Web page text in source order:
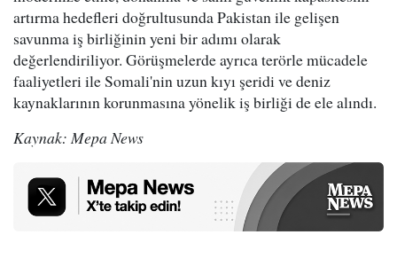
artırma hedefleri doğrultusunda Pakistan ile gelişen
savunma iş birliğinin yeni bir adımı olarak
değerlendiriliyor. Görüşmelerde ayrıca terörle mücadele
faaliyetleri ile Somali'nin uzun kıyı şeridi ve deniz
kaynaklarının korunmasına yönelik iş birliği de ele alındı.
Kaynak: Mepa News